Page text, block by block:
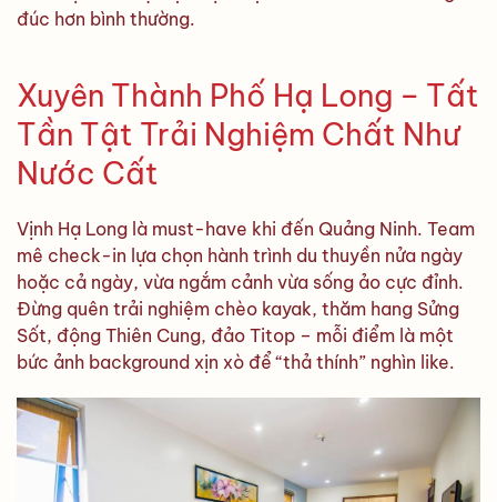
đúc hơn bình thường.
Xuyên Thành Phố Hạ Long – Tất
Tần Tật Trải Nghiệm Chất Như
Nước Cất
Vịnh Hạ Long là must-have khi đến Quảng Ninh. Team
mê check-in lựa chọn hành trình du thuyền nửa ngày
hoặc cả ngày, vừa ngắm cảnh vừa sống ảo cực đỉnh.
Đừng quên trải nghiệm chèo kayak, thăm hang Sửng
Sốt, động Thiên Cung, đảo Titop – mỗi điểm là một
bức ảnh background xịn xò để “thả thính” nghìn like.